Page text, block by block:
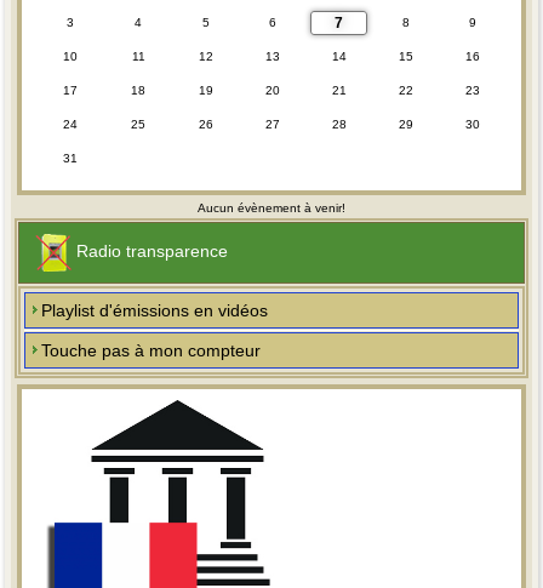
3 4 5 6 7 8 9
10 11 12 13 14 15 16
17 18 19 20 21 22 23
24 25 26 27 28 29 30
31
Aucun évènement à venir!
Radio transparence
Playlist d'émissions en vidéos
Touche pas à mon compteur